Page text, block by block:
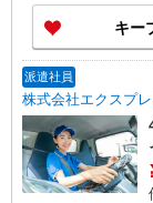
キー
派遣社員
株式会社エクスプ